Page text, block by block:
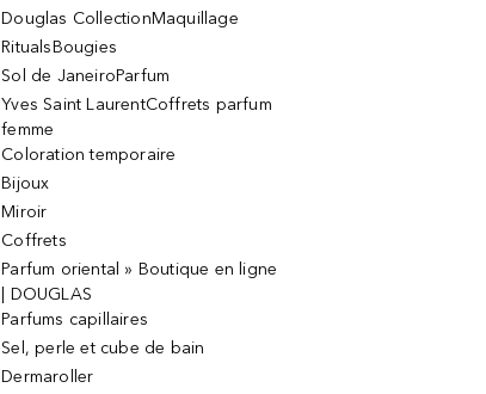
Douglas CollectionMaquillage
RitualsBougies
Sol de JaneiroParfum
Yves Saint LaurentCoffrets parfum
femme
Coloration temporaire
Bijoux
Miroir
Coffrets
Parfum oriental » Boutique en ligne
| DOUGLAS
Parfums capillaires
Sel, perle et cube de bain
Dermaroller